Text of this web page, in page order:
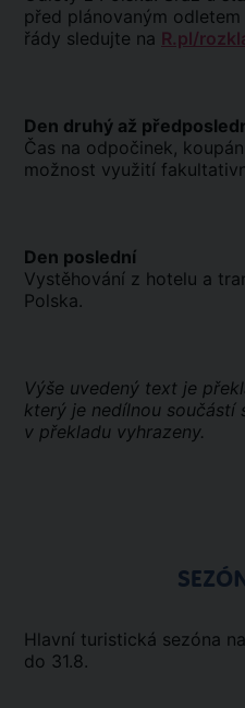
před plánovaným
řády sledujte na R.pl/
Den druhý až
Čas na odpočinek,
možnost využití
Den poslední
Vystěhování z hotelu a
Polska.
Výše uvedený text je
který je nedílnou součástí
v překladu vyhrazeny.
Hlavní turistická sezóna
do 31.8.